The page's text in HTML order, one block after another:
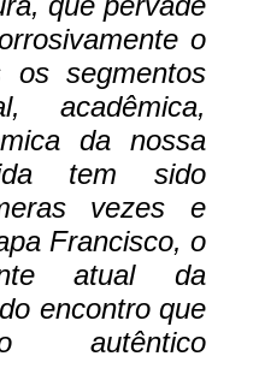
o
os segmentos
acadêmica,
da nossa
tem sido
vezes e
Francisco, o
atual da
encontro que
autêntico